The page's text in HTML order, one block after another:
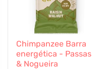
Chimpanzee Barra
energética - Passas
& Nogueira